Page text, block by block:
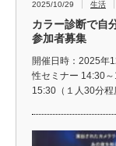
2025/10/29 生活
カラー診断で自
参加者募集
開催日時：2025年
性セミナー 14:30
15:30（１人30分